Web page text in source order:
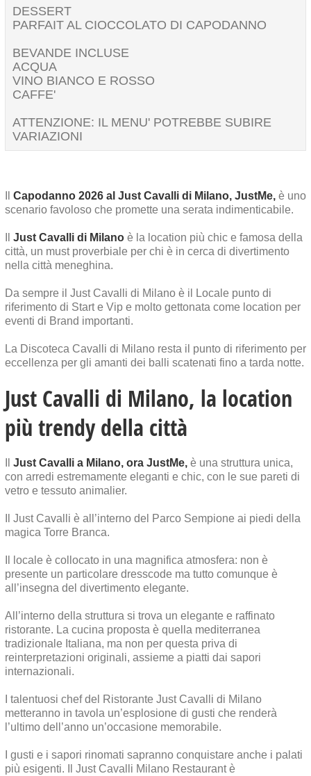
DESSERT
PARFAIT AL CIOCCOLATO DI CAPODANNO
BEVANDE INCLUSE
ACQUA
VINO BIANCO E ROSSO
CAFFE'
ATTENZIONE: IL MENU' POTREBBE SUBIRE
VARIAZIONI
Capodanno 2026 al Just Cavalli di Milano, JustMe, è uno
scenario favoloso che promette una serata indimenticabile.
Just Cavalli di Milano è la location più chic e famosa della
città, un must proverbiale per chi è in cerca di divertimento
nella città meneghina.
Da sempre il Just Cavalli di Milano è il Locale punto di
riferimento di Start e Vip e molto gettonata come location per
eventi di Brand importanti.
La Discoteca Cavalli di Milano resta il punto di riferimento per
eccellenza per gli amanti dei balli scatenati fino a tarda notte.
Just Cavalli di Milano, la location
più trendy della città
Just Cavalli a Milano, ora JustMe, è una struttura unica,
con arredi estremamente eleganti e chic, con le sue pareti di
vetro e tessuto animalier.
Il Just Cavalli è all’interno del Parco Sempione ai piedi della
magica Torre Branca.
Il locale è collocato in una magnifica atmosfera: non è
presente un particolare dresscode ma tutto comunque è
all’insegna del divertimento elegante.
All’interno della struttura si trova un elegante e raffinato
ristorante. La cucina proposta è quella mediterranea
tradizionale Italiana, ma non per questa priva di
reinterpretazioni originali, assieme a piatti dai sapori
internazionali.
I talentuosi chef del Ristorante Just Cavalli di Milano
metteranno in tavola un’esplosione di gusti che renderà
l’ultimo dell’anno un’occasione memorabile.
I gusti e i sapori rinomati sapranno conquistare anche i palati
più esigenti. Il Just Cavalli Milano Restaurant è